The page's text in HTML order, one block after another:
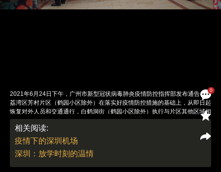
0
2021年6月24日下午，广州市新型冠状病毒肺炎疫情防控指挥部发布通告，
荔湾区芳村片区（鹤园小区除外）在落实好疫情防控措施的基础上，从即日起
恢复对外人员和交通通行，白鹤洞街（鹤园小区除外）执行与片区其他区域相
同防控措施。图/财新记者 梁莹菲
责任编辑：郭现中 | 版面编辑：邓舒方
相关阅读:
疫情下的深圳机场
深圳：放学时刻的温情